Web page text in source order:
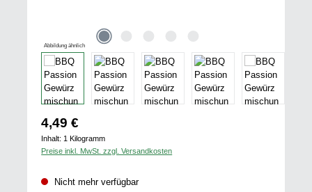
Abbildung ähnlich
Regulärer Preis:
4,49 €
Inhalt: 1 Kilogramm
Preise inkl. MwSt. zzgl. Versandkosten
Nicht mehr verfügbar